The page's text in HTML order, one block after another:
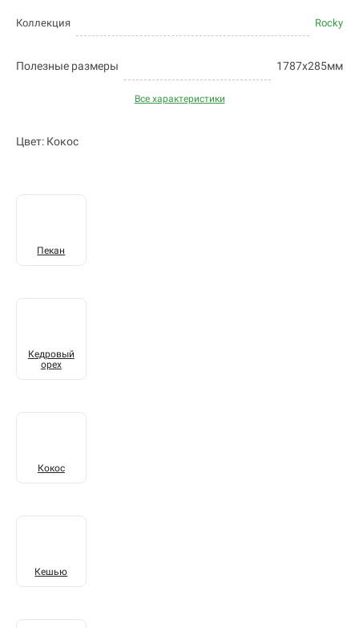
Коллекция Rocky
Полезные размеры 1787х285мм
Все характеристики
Цвет: Кокос
Пекан
Кедровый
орех
Кокос
Кешью